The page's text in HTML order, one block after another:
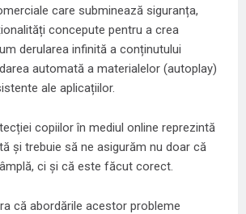
care subminează siguranța,
concepute pentru a crea
derularea infinită a conținutului
automată a materialelor (autoplay)
ale aplicațiilor.
copiilor în mediul online reprezintă
și trebuie să ne asigurăm nu doar că
ci și că este făcut corect.
că abordările acestor probleme